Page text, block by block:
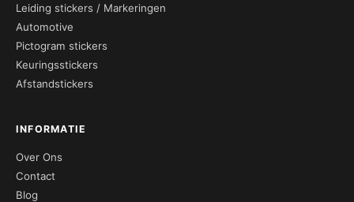
Leiding stickers / Markeringen
Automotive
Pictogram stickers
Keuringsstickers
Afstandstickers
INFORMATIE
Over Ons
Contact
Blog